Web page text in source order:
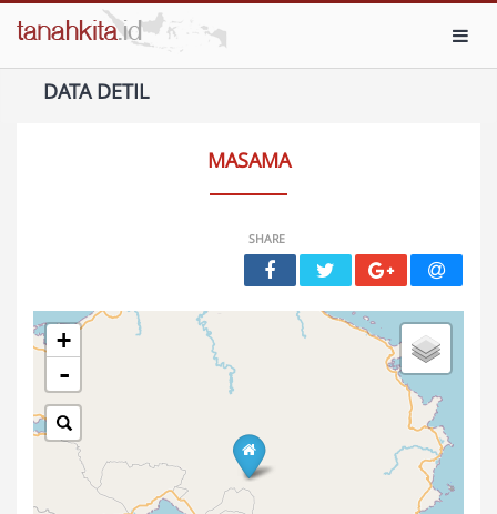
DATA DETIL
MASAMA
SHARE
+
-